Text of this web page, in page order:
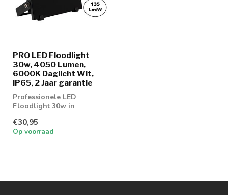
PRO LED Floodlight
30w, 4050 Lumen,
6000K Daglicht Wit,
IP65, 2 Jaar garantie
Professionele LED
Floodlight 30w in
Wit
€30,95
Op voorraad